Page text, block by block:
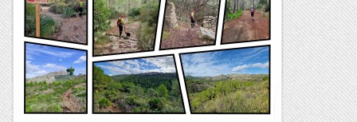
Avui hem recorregut un barranc per una zona poc habitual,
la Serra de Comiols. El barranc de la Font de l'Atzuc és curt
però molt interesant per l'entorn i pel...
Blog de muntanya